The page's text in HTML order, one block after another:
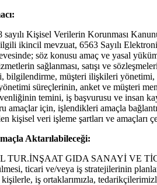
Kişisel Verilerin Korunması
ikincil mevzuat, 6563 Sayılı
söz konusu amaç ve yasal
sağlanması, satışı ve
bilgilendirme, müşteri ilişkileri
süreçlerinin, anket ve müşteri
temini, iş başvurusu ve insan
amaçlar için, işlendikleri amaçla
kişisel veri işleme şartları ve amaçları
Aktarılabileceği:
GIDA SANAYİ VE
ticari ve/veya iş stratejilerinin
iş ortaklarımızla,